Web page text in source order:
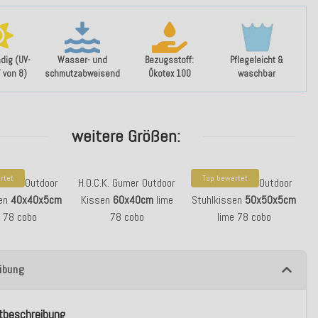
(UV-
von 8)
Wasser- und
schmutzabweisend
Bezugsstoff:
Ökotex 100
Pflegeleicht &
waschbar
weitere Größen:
Outdoor
40x40x5cm
78 cobo
H.O.C.K. Gumer Outdoor
Kissen 60x40cmlime
78 cobo
Top bewertet
H.O.C.K. Gumer Outdoor
Stuhlkissen 50x50x5cm
lime 78 cobo